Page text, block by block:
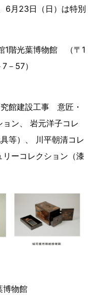
日（日）は特別
光葉博物館 （〒1
－57）
館建設工事 意匠・
ン、 岩元洋子コレ
等）、 川平朝清コレ
ーコレクション（漆
物館